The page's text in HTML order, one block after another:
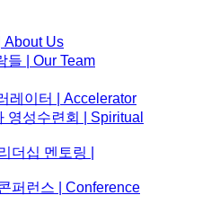
About Us
들 | Our Team
레이터​ | Accelerator
영성수련회 | Spiritual
더십 멘토링 |
퍼런스 | Conference